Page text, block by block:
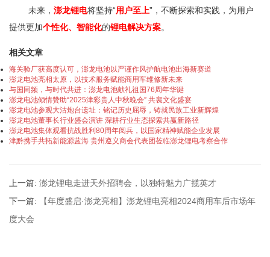
未来， 澎龙锂电将坚持“用户至上”，不断探索和实践，为用户
提供更加个性化、智能化的锂电解决方案。
相关文章
海关验厂获高度认可，澎龙电池以严谨作风护航电池出海新赛道
澎龙电池亮相太原，以技术服务赋能商用车维修新未来
与国同频，与时代共进：澎龙电池献礼祖国76周年华诞
澎龙电池倾情赞助“2025津彩贵人中秋晚会” 共襄文化盛宴​
澎龙电池参观大沽炮台遗址：铭记历史屈辱，铸就民族工业新辉煌
澎龙电池董事长行业盛会演讲 深耕行业生态探索共赢新路径
澎龙电池集体观看抗战胜利80周年阅兵，以国家精神赋能企业发展
津黔携手共拓新能源蓝海 贵州遵义商会代表团莅临澎龙锂电考察合作
上一篇: 澎龙锂电走进天外招聘会，以独特魅力广揽英才
下一篇:
【年度盛启·澎龙亮相】澎龙锂电亮相2024商用车后市场年
度大会